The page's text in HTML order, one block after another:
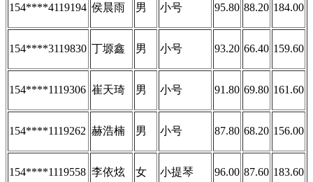
154****4119194 侯晨雨 男 小号 95.80 88.20 184.00
154****3119830 丁塬鑫 男 小号 93.20 66.40 159.60
154****1119306 崔天琦 男 小号 91.80 69.80 161.60
154****1119262 赫浩楠 男 小号 87.80 68.20 156.00
154****1119558 李依炫 女 小提琴 96.00 87.60 183.60